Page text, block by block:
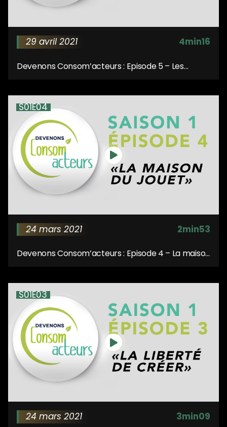
29 avril 2021 4min16
Devenons Consom’acteurs : Episode 5 – Les
S01E04
24 mars 2021 2min53
Devenons Consom’acteurs : Episode 4 – La maison
S01E03
24 mars 2021 3min09